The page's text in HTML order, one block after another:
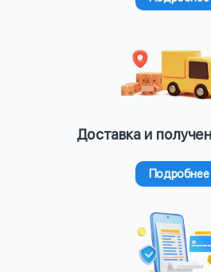
Доставка и
Подробнее